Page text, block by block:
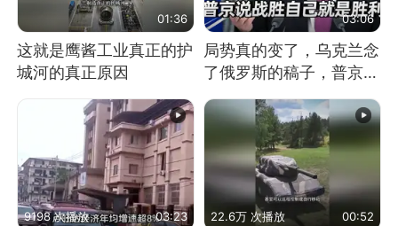
01:36
这就是鹰酱工业真正的护
城河的真正原因
03:06
局势真的变了，乌克兰念
了俄罗斯的稿子，普京说
9198 次播放 03:23 22.6万 次播放 00:52